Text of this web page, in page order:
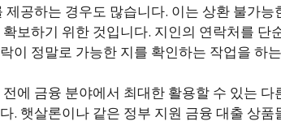
제공하는 경우도 많습니다. 이는 상환 불가
보하기 위한 것입니다. 지인의 연락처를 단
이 정말로 가능한 지를 확인하는 작업을 하
에 금융 분야에서 최대한 활용할 수 있는
. 햇살론이나 같은 정부 지원 금융 대출 상품